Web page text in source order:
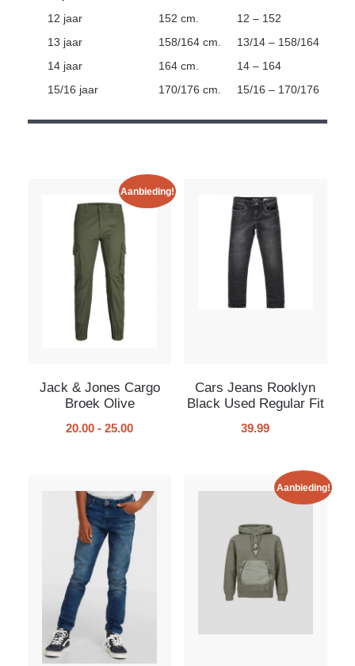
12 jaar
152 cm.
12 – 152
13 jaar
158/164 cm.
13/14 – 158/164
14 jaar
164 cm.
14 – 164
15/16 jaar
170/176 cm. 15/16 – 170/176
Aanbieding!
Jack & Jones Cargo
Broek Olive
20.00 - 25.00
Cars Jeans Rooklyn
Black Used Regular Fit
39.99
Aanbieding!